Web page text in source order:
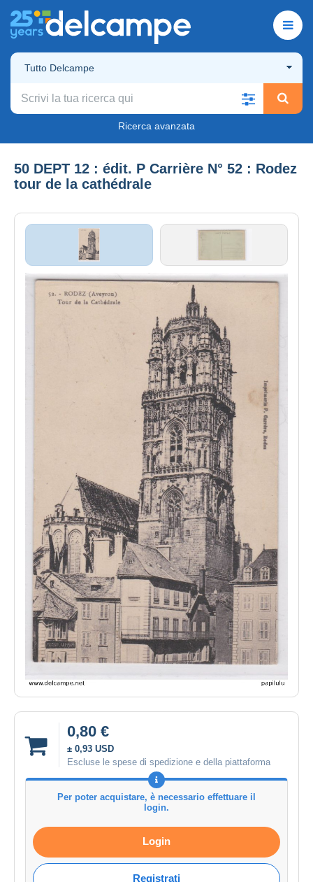
Tutto Delcampe
Ricerca avanzata
50 DEPT 12 : édit. P Carrière N° 52 : Rodez
tour de la cathédrale
0,80 €
± 0,93 USD
Escluse le spese di spedizione e della piattaforma
Per poter acquistare, è necessario effettuare il
login.
Login
Registrati